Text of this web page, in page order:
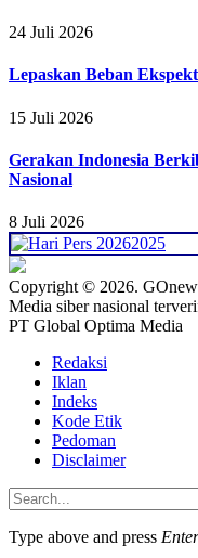
24 Juli 2026
Lepaskan Beban
15 Juli 2026
Gerakan Indonesia
Nasional
8 Juli 2026
Copyright © 2026.
Media siber nasional
PT Global Optima Media
Redaksi
Iklan
Indeks
Kode Etik
Pedoman
Disclaimer
Type above and press Enter